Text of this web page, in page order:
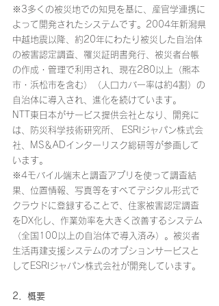
※3多くの被災地での知見を基に、産官学連携に
よって開発されたシステムです。2004年新潟県
中越地震以降、約20年にわたり被災した自治体
の被害認定調査、罹災証明書発行、被災者台帳
の作成・管理で利用され、現在280以上（熊本
市・浜松市を含む）（人口カバー率は約4割）の
自治体に導入され、進化を続けています。
NTT東日本がサービス提供会社となり、開発に
は、防災科学技術研究所、 ESRIジャパン株式会
社、MS＆ADインターリスク総研等が参画して
います。
※4モバイル端末と調査アプリを使って調査結
果、位置情報、写真等をすべてデジタル形式で
クラウドに登録することで、住家被害認定調査
をDX化し、作業効率を大きく改善するシステム
（全国100以上の自治体で導入済み）。被災者
生活再建支援システムのオプションサービスと
してESRIジャパン株式会社が開発しています。
2．概要